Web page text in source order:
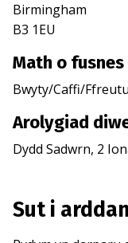
Birmingham
B3 1EU
Math o fusnes
Bwyty/Caffi/
Arolygiad
Dydd Sadwrn, 2
Sut i